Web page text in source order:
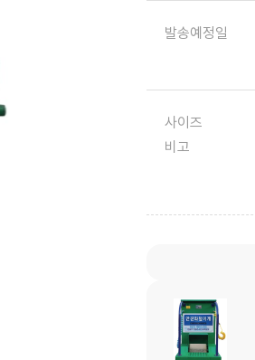
발송예정일
사이즈
비고